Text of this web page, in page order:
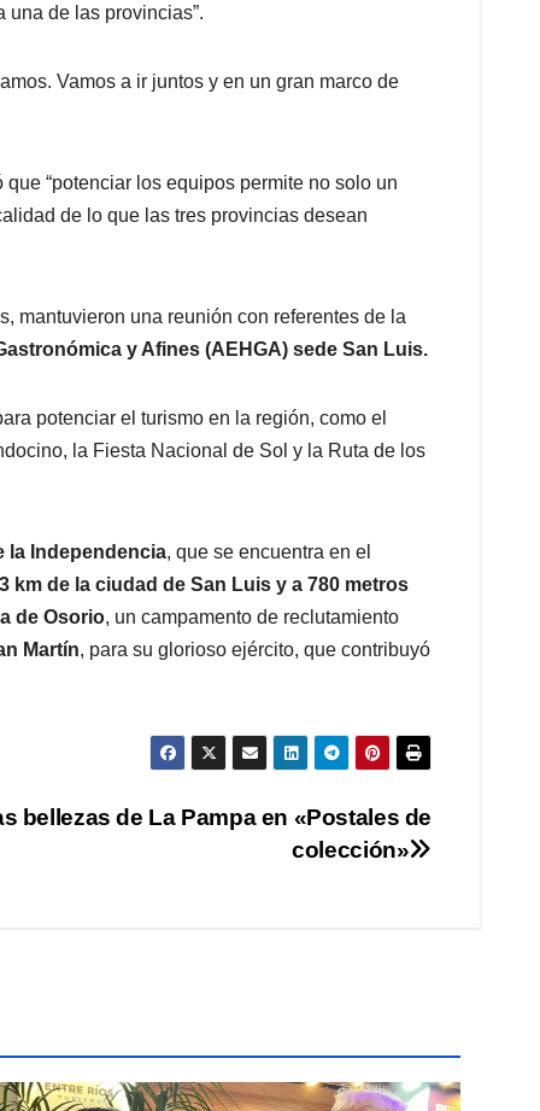
una de las provincias”.
Vamos a ir juntos y en un gran marco de
“potenciar los equipos permite no solo un
de lo que las tres provincias desean
mantuvieron una reunión con referentes de la
y Afines (AEHGA) sede San Luis.
potenciar el turismo en la región, como el
la Fiesta Nacional de Sol y la Ruta de los
la Independencia, que se encuentra en el
km de la ciudad de San Luis y a 780 metros
de Osorio, un campamento de reclutamiento
Martín, para su glorioso ejército, que contribuyó
bellezas de La Pampa en «Postales de
colección»